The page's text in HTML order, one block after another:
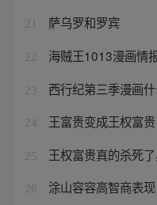
21 萨乌罗和罗宾
22 海贼王1013漫画情
23 西行纪第三季漫画
24 王富贵变成王权富
25 王权富贵真的杀死
26 涂山容容高智商表现